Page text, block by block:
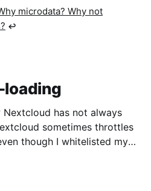
microdata? Why not
↩︎
loading
Nextcloud has not always
sometimes throttles
though I whitelisted my